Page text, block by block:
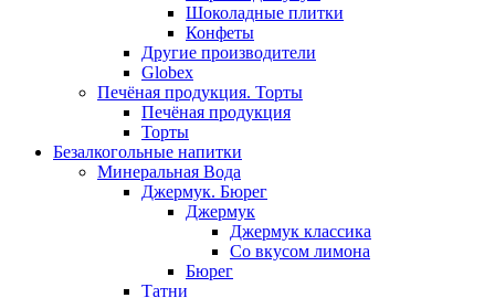
Шоколадные плитки
Конфеты
Другие производители
Globex
Печёная продукция. Торты
Печёная продукция
Торты
Безалкогольные напитки
Минеральная Вода
Джермук. Бюрег
Джермук
Джермук классика
Со вкусом лимона
Бюрег
Татни